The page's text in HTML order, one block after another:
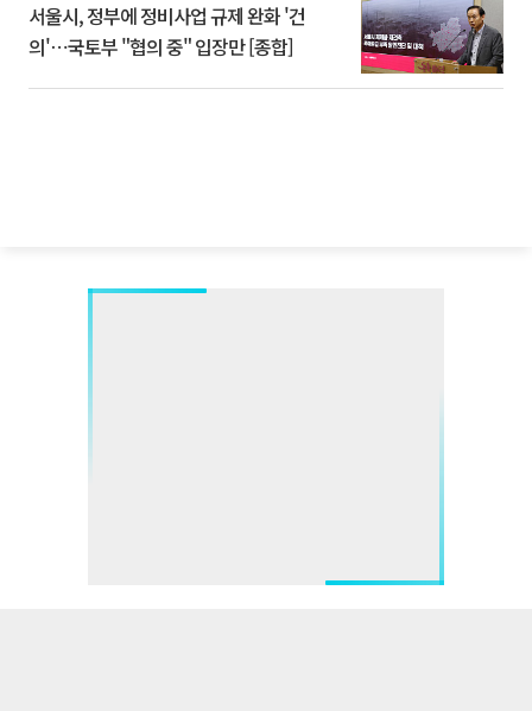
서울시, 정부에 정비사업 규제 완화 '건
의'⋯국토부 "협의 중" 입장만 [종합]